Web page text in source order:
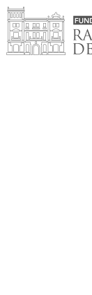
Saltar
al
contenido